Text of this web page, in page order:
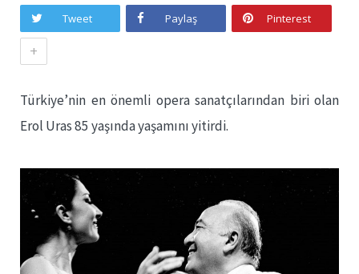
Tweet Paylaş Pinterest
+
Türkiye’nin en önemli opera sanatçılarından biri olan
Erol Uras 85 yaşında yaşamını yitirdi.